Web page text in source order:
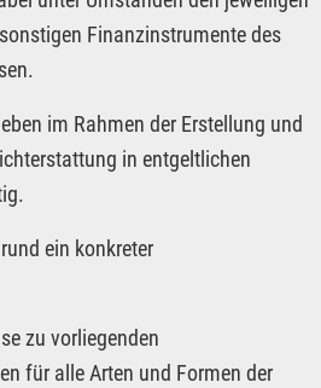
Finanzinstrumente des
im Rahmen der Erstellung und
in entgeltlichen
ein konkreter
zu vorliegenden
für alle Arten und Formen der